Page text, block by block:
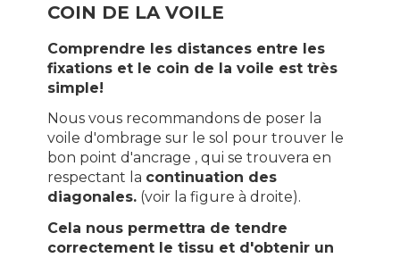
COIN DE LA VOILE
Comprendre les distances entre les
fixations et le coin de la voile est très
simple!
Nous vous recommandons de poser la
voile d'ombrage sur le sol pour trouver le
bon point d'ancrage , qui se trouvera en
respectant la continuation des
diagonales.(voir la figure à droite).
Cela nous permettra de tendre
correctement le tissu et d'obtenir un